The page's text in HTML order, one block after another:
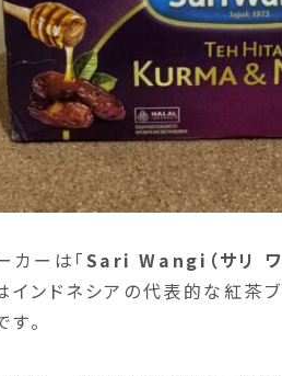
カーは「Sari Wangi（サリ ワ
ンドネシアの代表的な紅茶ブ
。